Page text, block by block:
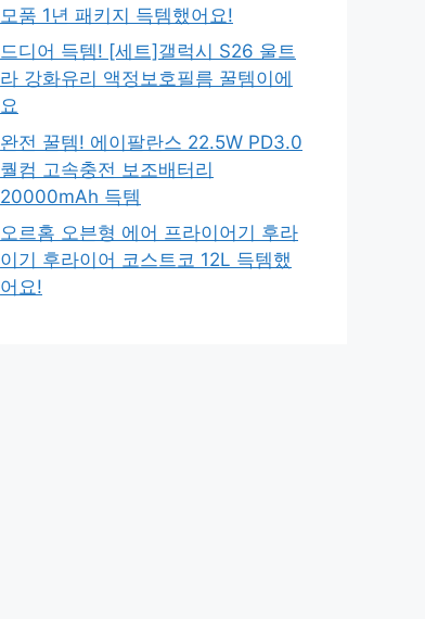
모품 1년 패키지 득템했어요!
드디어 득템! [세트]갤럭시 S26 울트
라 강화유리 액정보호필름 꿀템이에
요
완전 꿀템! 에이팔란스 22.5W PD3.0
퀄컴 고속충전 보조배터리
20000mAh 득템
오르홈 오븐형 에어 프라이어기 후라
이기 후라이어 코스트코 12L 득템했
어요!